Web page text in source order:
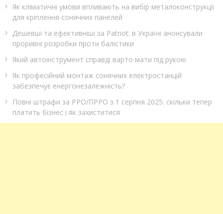
Як кліматичні умови впливають на вибір металоконструкції
для кріплення сонячних панелей
Дешевші та ефективніші за Patriot: в Україні анонсували
проривні розробки проти балістики
Який автоінструмент справді варто мати під рукою
Як професійний монтаж сонячних електростанцій
забезпечує енергонезалежність?
Повні штрафи за РРО/ПРРО з 1 серпня 2025: скільки тепер
платить бізнес і як захиститися